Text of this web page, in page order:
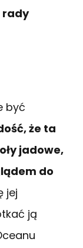
rady
być
że ta
jadowe,
do
jej
ją